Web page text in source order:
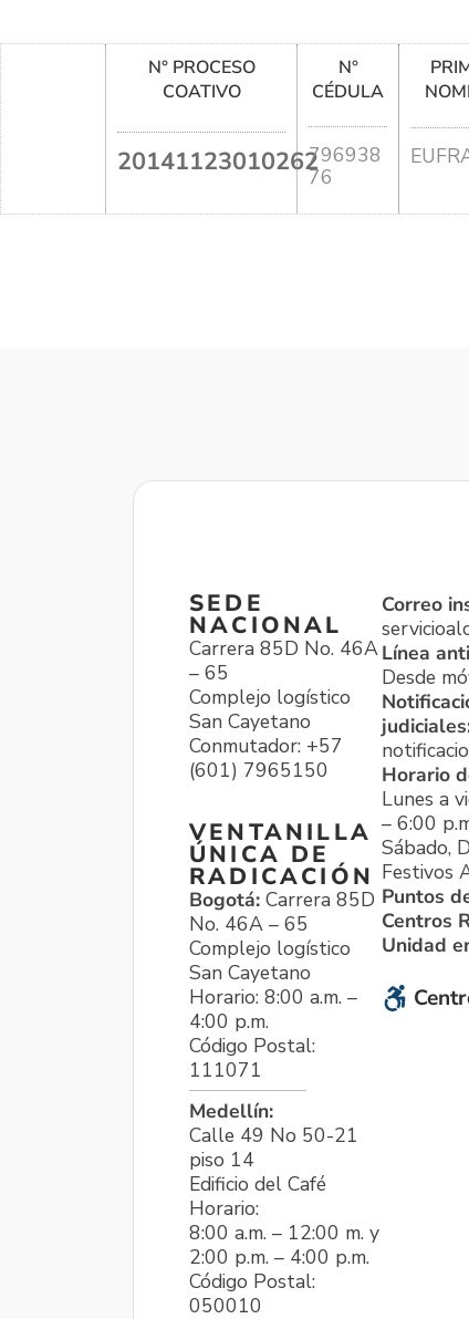
N° PROCESO
COATIVO
20141123010262
N°
CÉDULA
796938
76
SEDE
NACIONAL
Carrera 85D No. 46A
– 65
Complejo logístico
San Cayetano
Conmutador: +57
(601) 7965150
VENTANILLA
ÚNICA DE
RADICACIÓN
Bogotá: Carrera 85D
No. 46A – 65
Complejo logístico
San Cayetano
Horario: 8:00 a.m. –
4:00 p.m.
Código Postal:
111071
Medellín:
Calle 49 No 50-21
piso 14
Edificio del Café
Horario:
8:00 a.m. – 12:00 m. y
2:00 p.m. – 4:00 p.m.
Código Postal:
050010
Correo
Línea
Desde
Horario
Lunes a
– 6:00
Sábado,
Festivos
Puntos
Centros
Unidad